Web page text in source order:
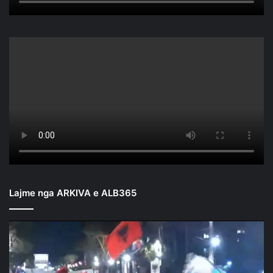
Lajme nga ARKIVA e ALB365
Mbyllen
fjalimet
para
Kryeministrisë/